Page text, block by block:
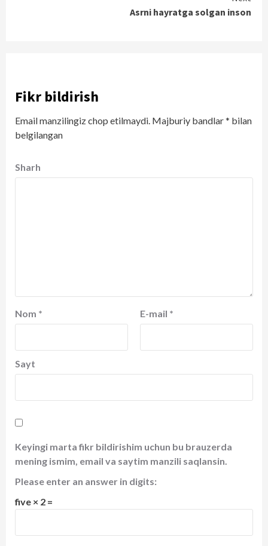
Asrni hayratga solgan inson
Fikr bildirish
Email manzilingiz chop etilmaydi. Majburiy bandlar* bilan
belgilangan
Sharh
Nom * E-mail *
Sayt
Keyingi marta fikr bildirishim uchun bu brauzerda
mening ismim, email va saytim manzili saqlansin.
Please enter an answer in digits:
five × 2 =